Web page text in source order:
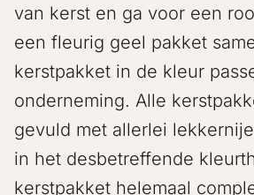
van kerst en ga voor een
een fleurig geel pakket
kerstpakket in de kleur
onderneming. Alle
gevuld met allerlei
in het desbetreffende
kerstpakket helemaal